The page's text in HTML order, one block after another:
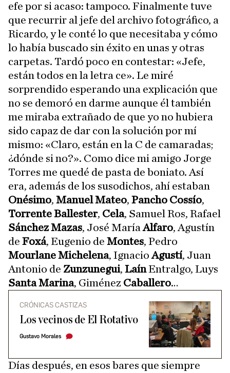
efe por si acaso: tampoco. Finalmente tuve
que recurrir al jefe del archivo fotográfico, a
Ricardo, y le conté lo que necesitaba y cómo
lo había buscado sin éxito en unas y otras
carpetas. Tardó poco en contestar: «Jefe,
están todos en la letra ce». Le miré
sorprendido esperando una explicación que
no se demoró en darme aunque él también
me miraba extrañado de que yo no hubiera
sido capaz de dar con la solución por mí
mismo: «Claro, están en la C de camaradas;
¿dónde si no?». Como dice mi amigo Jorge
Torres me quedé de pasta de boniato. Así
era, además de los susodichos, ahí estaban
Onésimo, Manuel Mateo, Pancho Cossío,
Torrente Ballester, Cela, Samuel Ros, Rafael
Sánchez Mazas, José MaríaAlfaro, Agustín
de Foxá, Eugenio de Montes, Pedro
Mourlane Michelena, IgnacioAgustí, Juan
Antonio de Zunzunegui, LaínEntralgo, Luys
Santa Marina, Giménez Caballero…
CRÓNICAS CASTIZAS
Los vecinos de El Rotativo
Gustavo Morales
Días después, en esos bares que siempre